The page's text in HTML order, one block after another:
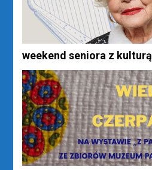
weekend seniora z kulturą